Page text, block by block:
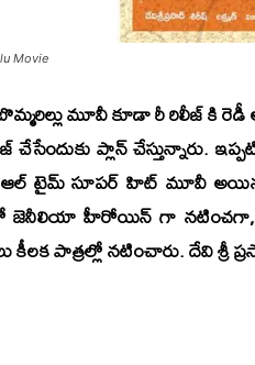
Movie
బొమ్మరిల్లు మూవీ కూడా రీ రిలీజ్ కి
చేసేందుకు ప్లాన్ చేస్తున్నారు.
టైమ్ సూపర్ హిట్ మూవీ అయిన
జెనీలియా హీరోయిన్ గా నటించగా,
కీలక పాత్రల్లో నటించారు.దేవి శ్రీ